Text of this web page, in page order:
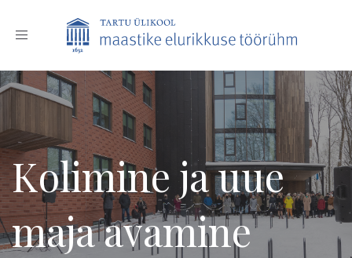
Toggle
Kolimine ja uue
maja avamine